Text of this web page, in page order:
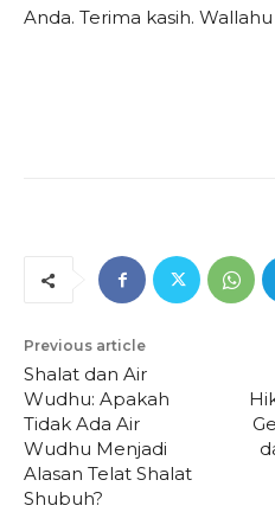
Anda. Terima kasih. Wallahu
Previous article
Shalat dan Air
Wudhu: Apakah
Tidak Ada Air
Wudhu Menjadi
Alasan Telat Shalat
Shubuh?